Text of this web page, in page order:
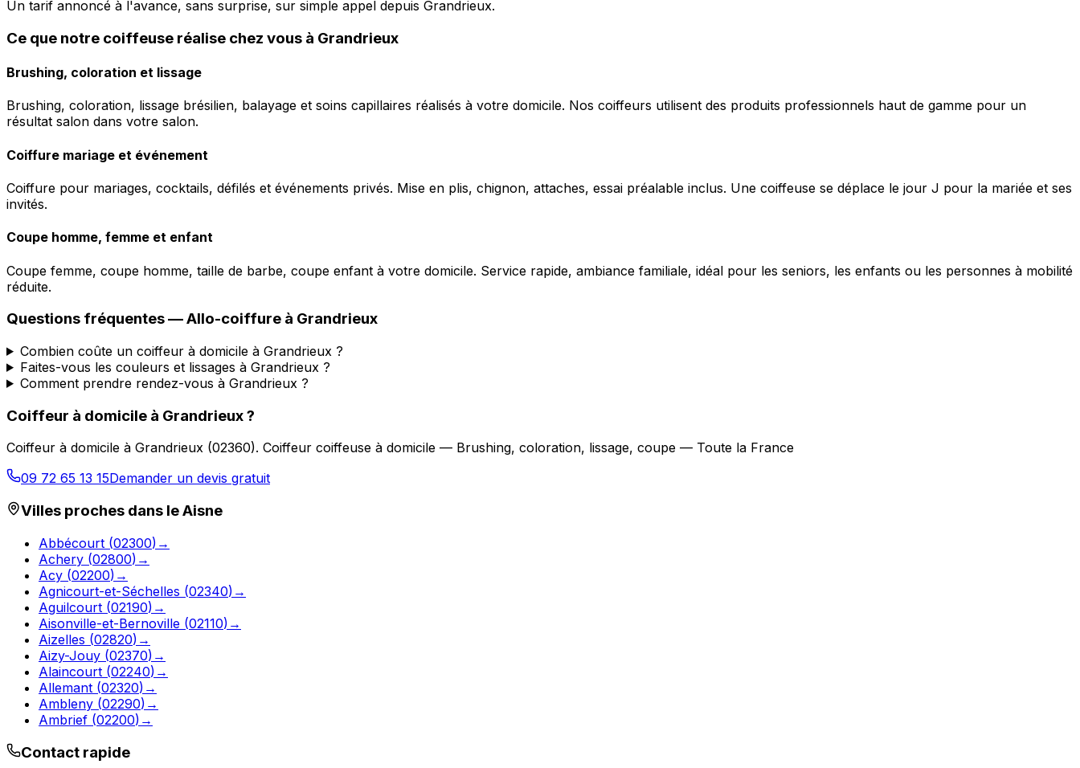
Un tarif annoncé à l'avance, sans surprise, sur simple appel depuis Grandrieux.
Ce que notre coiffeuse réalise chez vous à Grandrieux
Brushing, coloration et lissage
Brushing, coloration, lissage brésilien, balayage et soins capillaires réalisés à votre domicile. Nos coiffeurs utilisent des produits professionnels haut de gamme pour un
résultat salon dans votre salon.
Coiffure mariage et événement
Coiffure pour mariages, cocktails, défilés et événements privés. Mise en plis, chignon, attaches, essai préalable inclus. Une coiffeuse se déplace le jour J pour la mariée et ses
invités.
Coupe homme, femme et enfant
Coupe femme, coupe homme, taille de barbe, coupe enfant à votre domicile. Service rapide, ambiance familiale, idéal pour les seniors, les enfants ou les personnes à mobilité
réduite.
Questions fréquentes —Allo-coiffure à Grandrieux
Combien coûte un coiffeur à domicile à Grandrieux ?
Faites-vous les couleurs et lissages à Grandrieux ?
Comment prendre rendez-vous à Grandrieux ?
Coiffeur à domicile à Grandrieux?
Coiffeur à domicile à Grandrieux (02360). Coiffeur coiffeuse à domicile — Brushing, coloration, lissage, coupe — Toute la France
09 72 65 13 15Demander un devis gratuit
Villes proches dans leAisne
Abbécourt (02300) →
Achery (02800) →
Acy (02200) →
Agnicourt-et-Séchelles (02340) →
Aguilcourt (02190) →
Aisonville-et-Bernoville (02110) →
Aizelles (02820) →
Aizy-Jouy (02370) →
Alaincourt (02240) →
Allemant (02320) →
Ambleny (02290) →
Ambrief (02200) →
Contact rapide